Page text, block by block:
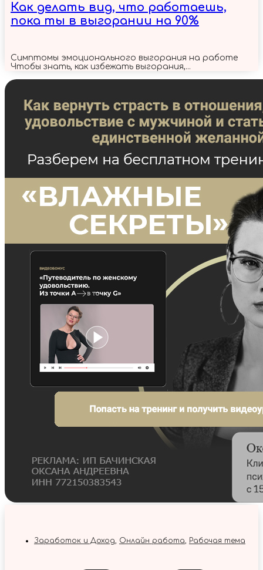
Как делать вид, что работаешь,
пока ты в выгорании на 90%
Симптомы эмоционального выгорания на работе
Чтобы знать, как избежать выгорания,...
Заработок и Доход, Онлайн работа, Рабочая тема